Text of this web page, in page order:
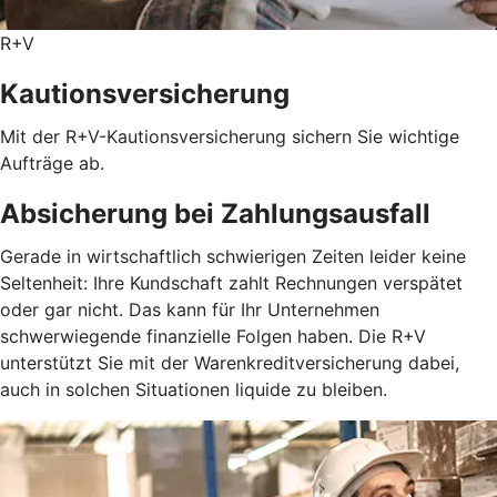
R+V
Kautionsversicherung
Mit der R+V-Kautionsversicherung sichern Sie wichtige
Aufträge ab.
Absicherung bei Zahlungsausfall
Gerade in wirtschaftlich schwierigen Zeiten leider keine
Seltenheit: Ihre Kundschaft zahlt Rechnungen verspätet
oder gar nicht. Das kann für Ihr Unternehmen
schwerwiegende finanzielle Folgen haben. Die R+V
unterstützt Sie mit der Warenkreditversicherung dabei,
auch in solchen Situationen liquide zu bleiben.